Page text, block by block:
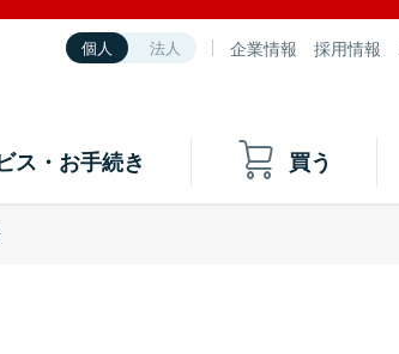
個人 法人 企業情報 採用情報
ス・お手続き 買う